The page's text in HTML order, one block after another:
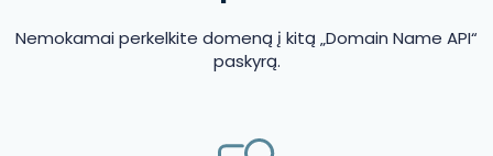
Nemokamai perkelkite domeną į kitą „Domain Name API“
paskyrą.